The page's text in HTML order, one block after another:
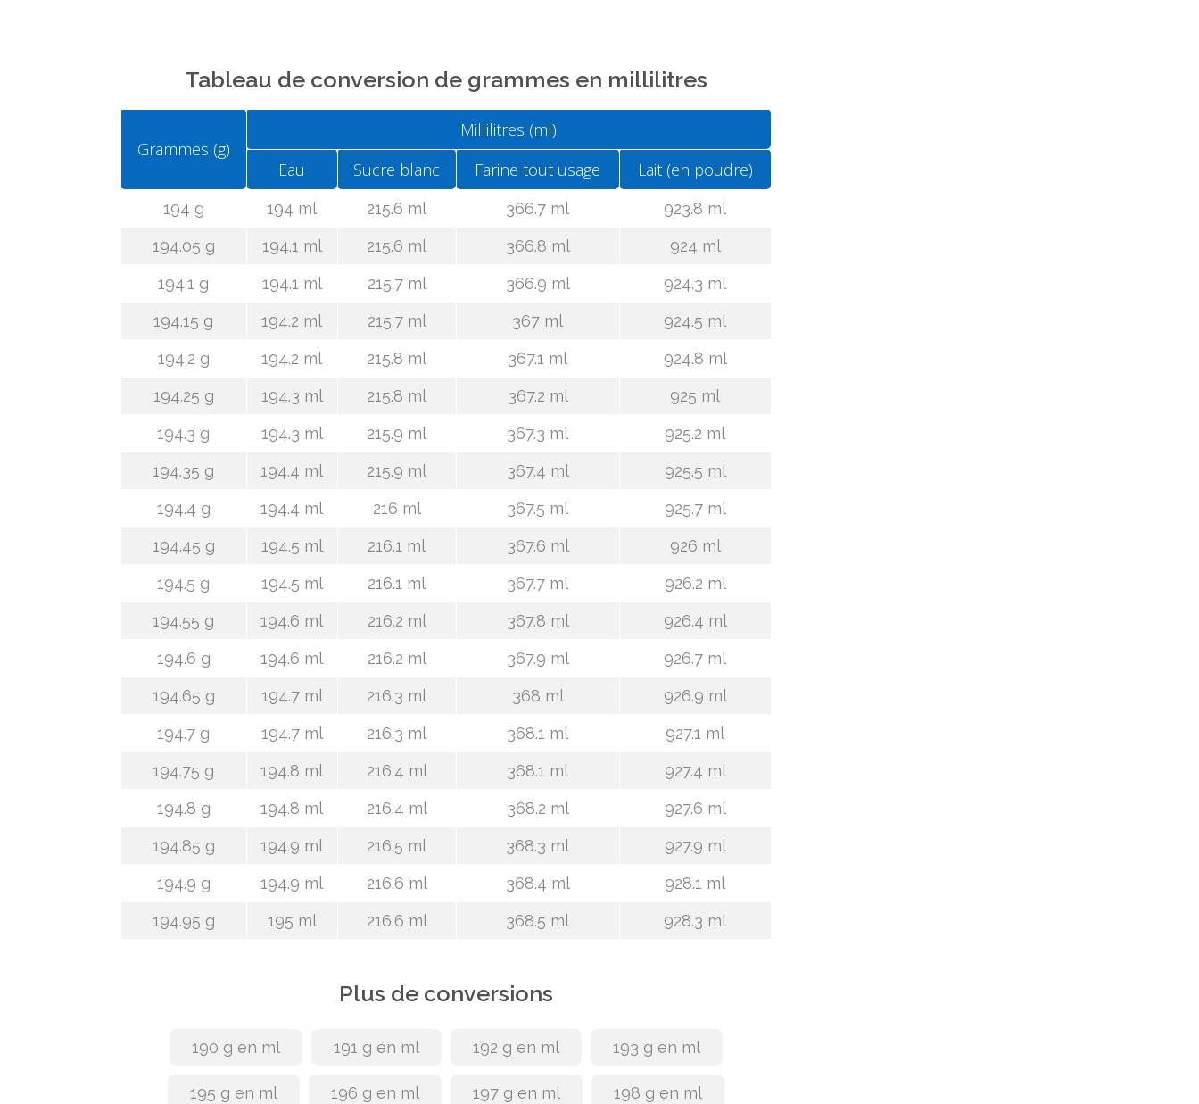
Tableau de conversion de grammes en millilitres
Grammes (g)
Millilitres (ml)
Eau
Sucre blanc Farine tout usage Lait (en poudre)
194 g 194 ml 215.6 ml 366.7 ml
923.8 ml
194.05 g
194.1 ml 215.6 ml 366.8 ml
924 ml
194.1 g
194.1 ml 215.7 ml 366.9 ml
924.3 ml
194.15 g
194.2 ml 215.7 ml 367 ml
924.5 ml
194.2 g
194.2 ml 215.8 ml 367.1 ml
924.8 ml
194.25 g
194.3 ml 215.8 ml 367.2 ml
925 ml
194.3 g
194.3 ml 215.9 ml 367.3 ml
925.2 ml
194.35 g
194.4 ml 215.9 ml 367.4 ml
925.5 ml
194.4 g
194.4 ml 216 ml 367.5 ml
925.7 ml
194.45 g
194.5 ml 216.1 ml 367.6 ml
926 ml
194.5 g
194.5 ml 216.1 ml 367.7 ml
926.2 ml
194.55 g
194.6 ml 216.2 ml 367.8 ml
926.4 ml
194.6 g
194.6 ml 216.2 ml 367.9 ml
926.7 ml
194.65 g
194.7 ml 216.3 ml 368 ml
926.9 ml
194.7 g
194.7 ml 216.3 ml 368.1 ml
927.1 ml
194.75 g
194.8 ml 216.4 ml 368.1 ml
927.4 ml
194.8 g
194.8 ml 216.4 ml 368.2 ml
927.6 ml
194.85 g
194.9 ml 216.5 ml 368.3 ml
927.9 ml
194.9 g
194.9 ml 216.6 ml 368.4 ml
928.1 ml
194.95 g
195 ml 216.6 ml 368.5 ml 928.3 ml
Plus de conversions
190 g en ml 191 g en ml 192 g en ml 193 g en ml
195 g en ml 196 g en ml 197 g en ml 198 g en ml